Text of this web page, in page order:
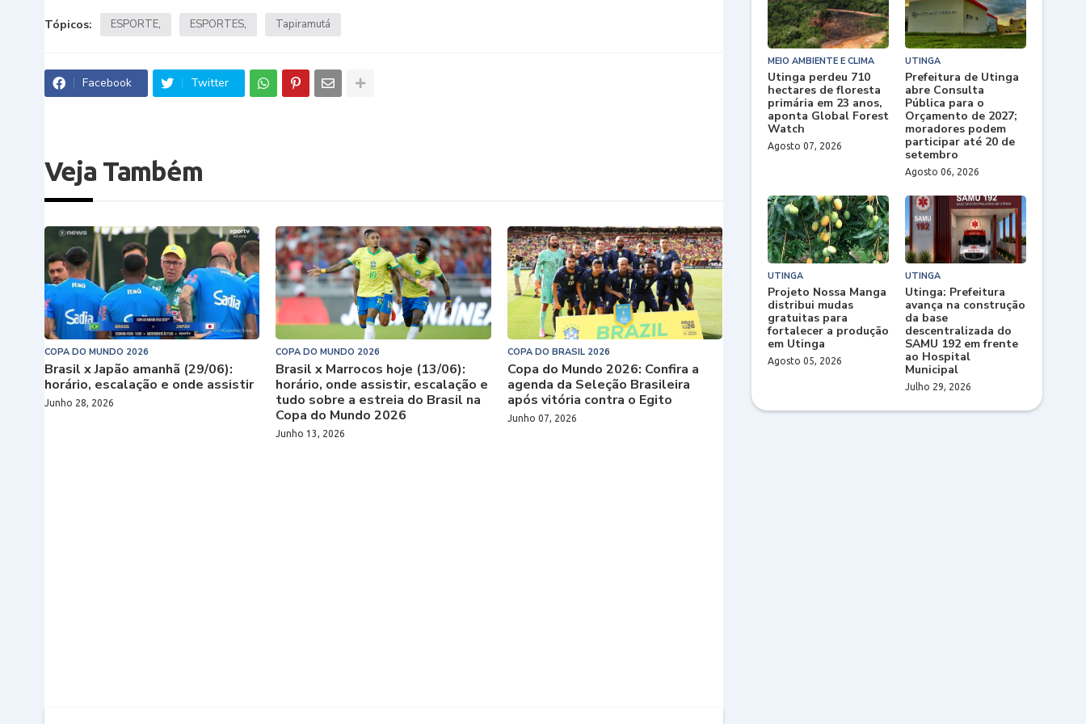
Tópicos: ESPORTE ESPORTES Tapiramutá
Facebook Twitter
Veja Também
COPA DO MUNDO 2026
Brasil x Japão amanhã (29/06):
horário, escalação e onde assistir
Junho 28, 2026
COPA DO MUNDO 2026
Brasil x Marrocos hoje (13/06):
horário, onde assistir, escalação e
tudo sobre a estreia do Brasil na
Copa do Mundo 2026
Junho 13, 2026
COPA DO BRASIL 2026
Copa do Mundo 2026: Confira a
agenda da Seleção Brasileira
após vitória contra o Egito
Junho 07, 2026
MEIO AMBIENTE E CLIMA
Utinga perdeu 710
hectares de floresta
primária em 23 anos,
aponta Global Forest
Watch
Agosto 07, 2026
UTINGA
Prefeitura de Utinga
abre Consulta
Pública para o
Orçamento de 2027;
moradores podem
participar até 20 de
setembro
Agosto 06, 2026
UTINGA
Projeto Nossa Manga
distribui mudas
gratuitas para
fortalecer a produção
em Utinga
Agosto 05, 2026
UTINGA
Utinga: Prefeitura
avança na construção
da base
descentralizada do
SAMU 192 em frente
ao Hospital
Municipal
Julho 29, 2026